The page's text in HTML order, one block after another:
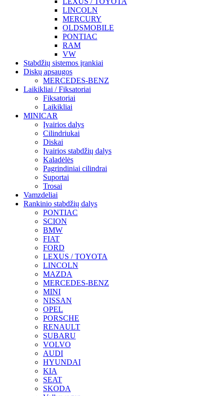
LINCOLN
MERCURY
OLDSMOBILE
PONTIAC
RAM
VW
Stabdžių sistemos įrankiai
Diskų apsaugos
MERCEDES-BENZ
Laikikliai / Fiksatoriai
Fiksatoriai
Laikikliai
MINICAR
Įvairios dalys
Cilindriukai
Diskai
Įvairios stabdžių dalys
Kaladėlės
Pagrindiniai cilindrai
Suportai
Trosai
Vamzdeliai
Rankinio stabdžių dalys
PONTIAC
SCION
BMW
FIAT
FORD
LEXUS / TOYOTA
LINCOLN
MAZDA
MERCEDES-BENZ
MINI
NISSAN
OPEL
PORSCHE
RENAULT
SUBARU
VOLVO
AUDI
HYUNDAI
KIA
SEAT
SKODA